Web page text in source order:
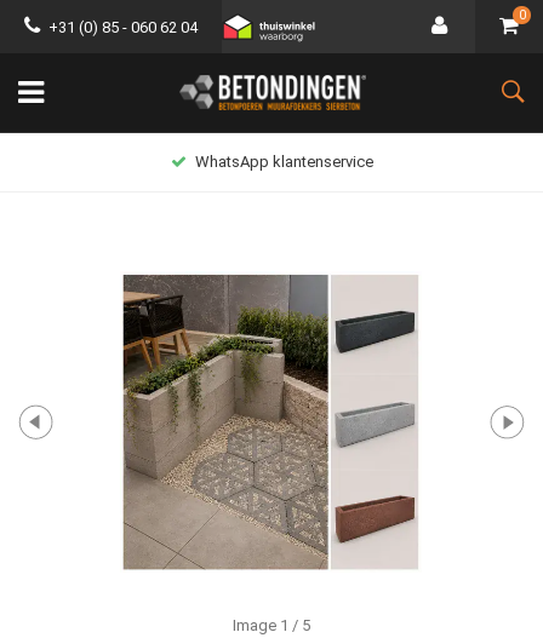
+31 (0) 85 - 060 62 04
0
WhatsApp klantenservice
Image 1 / 5